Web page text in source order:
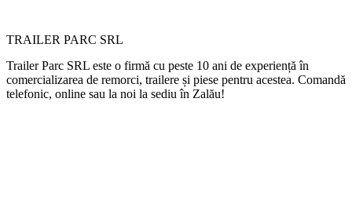
TRAILER PARC SRL
Trailer Parc SRL este o firmă cu peste 10 ani de experiență în
comercializarea de remorci, trailere și piese pentru acestea. Comandă
telefonic, online sau la noi la sediu în Zalău!